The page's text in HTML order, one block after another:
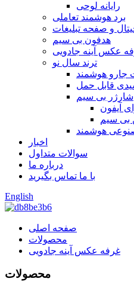
رایانه لوحی
برد هوشمند تعاملی
و صفحه تبلیغات
هدفون بی سیم
عکس آینه جادویی
ترند سال نو
جارو هوشمند
قابل حمل
شارژر بی سیم
آیفون
بی سیم
هوشمند
اخبار
سوالات متداول
درباره ما
با ما تماس بگیرید
English
صفحه اصلی
محصولات
غرفه عکس آینه جادویی
محصولات